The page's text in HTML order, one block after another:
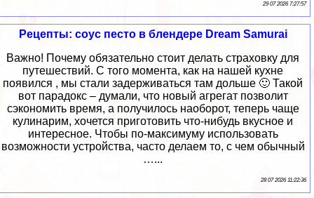
29 07 2026 7:27:57
Рецепты: соус песто в блендере Dream Samurai
Важно! Почему обязательно стоит делать страховку для
путешествий. С того момента, как на нашей кухне
появился , мы стали задерживаться там дольше 🙂 Такой
вот парадокс – думали, что новый агрегат позволит
сэкономить время, а получилось наоборот, теперь чаще
кулинарим, хочется приготовить что-нибудь вкусное и
интересное. Чтобы по-максимуму использовать
возможности устройства, часто делаем то, с чем обычный
…...
28 07 2026 11:22:36